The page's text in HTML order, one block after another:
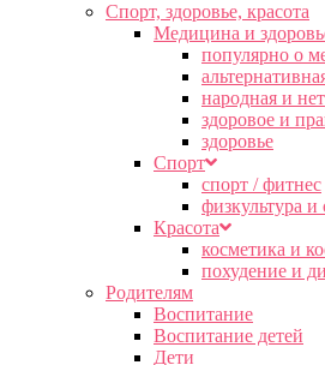
Спорт, здоровье, красота
Медицина и
популярно о
народная и
здоровое и
здоровье
Спорт
спорт / фитнес
физкультура и
Красота
косметика и
похудение и
Родителям
Воспитание
Воспитание детей
Дети